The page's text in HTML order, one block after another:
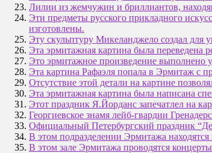
Лилии из жемчужин и бриллиантов,
Эти предметы русского прикладного
изготовлены.
Эту скульптуру Микеланджело создал
Эта эрмитажная картина была переведена
Это эрмитажное произведение выполнено
Эта картина Рафаэля попала в Эрмитаж с
Отсутствие этой детали на картине
Эта эрмитажная картина была написана
Этот праздник Я.Йорданс запечатлел на
Георгиевское знамя лейб-гвардии
Официальный Петербургский праздник
В этом подразделении Эрмитажа
В этом зале Эрмитажа проводятся